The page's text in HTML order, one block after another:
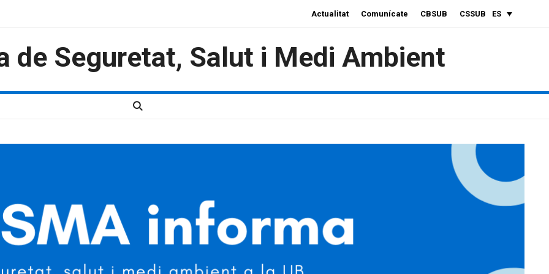
ES
Actualitat Comunícate CBSUB CSSUB
de Seguretat, Salut i Medi Ambient